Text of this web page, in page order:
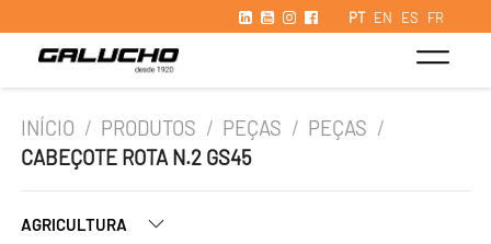
PT EN ES FR
INÍCIO / PRODUTOS / PEÇAS / PEÇAS /
CABEÇOTE ROTA N.2 GS45
AGRICULTURA